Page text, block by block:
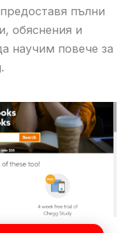
пълни
обяснения и
научим повече за